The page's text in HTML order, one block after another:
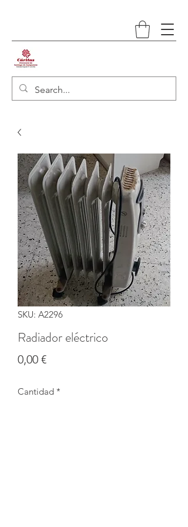
SKU: A2296
Radiador eléctrico
0,00 €Precio
Cantidad *